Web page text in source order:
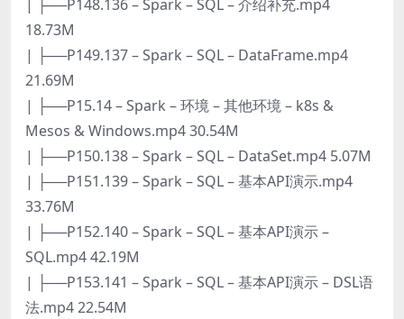
| ├──P148.136 – Spark – SQL – 介绍补充.mp4
18.73M
| ├──P149.137 – Spark – SQL – DataFrame.mp4
21.69M
| ├──P15.14 – Spark – 环境 – 其他环境 – k8s &
Mesos & Windows.mp4 30.54M
| ├──P150.138 – Spark – SQL – DataSet.mp4 5.07M
| ├──P151.139 – Spark – SQL – 基本API演示.mp4
33.76M
| ├──P152.140 – Spark – SQL – 基本API演示 –
SQL.mp4 42.19M
| ├──P153.141 – Spark – SQL – 基本API演示 – DSL语
法.mp4 22.54M